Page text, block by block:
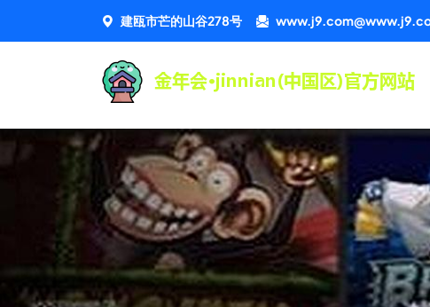
建瓯市芒的山谷278号